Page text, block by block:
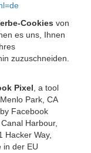
Cookies von
es uns, Ihnen
zuzuschneiden.
Pixel , a tool
Park, CA
Facebook
Harbour,
Hacker Way,
in der EU